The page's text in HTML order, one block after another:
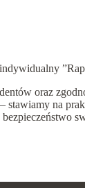
oraz
na